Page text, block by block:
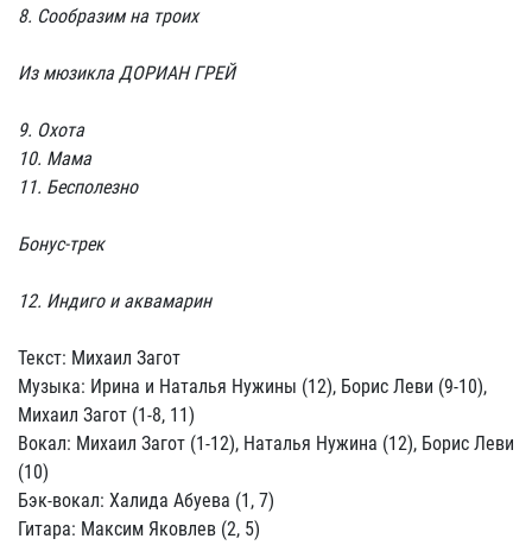
8. Сообразим на троих
Из мюзикла ДОРИАН ГРЕЙ
9. Охота
10. Мама
11. Бесполезно
Бонус-трек
12. Индиго и аквамарин
Текст: Михаил Загот
Музыка: Ирина и Наталья Нужины (12), Борис Леви (9-10),
Михаил Загот (1-8, 11)
Вокал: Михаил Загот (1-12), Наталья Нужина (12), Борис Леви
(10)
Бэк-вокал: Халида Абуева (1, 7)
Гитара: Максим Яковлев (2, 5)